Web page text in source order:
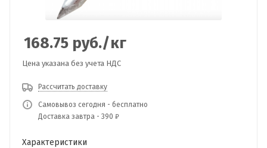
168.75 руб./кг
Цена указана без учета НДС
Рассчитать доставку
Самовывоз сегодня - бесплатно
Доставка завтра - 390 ₽
Характеристики